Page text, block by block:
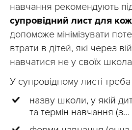
навчання рекомендують
супровідний лист для
допоможе мінімізувати
втрати в дітей, які через
навчатися не у своїх
У супровідному листі
назву школи, у якій
та термін навчання